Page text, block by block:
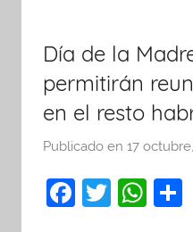
Día de la
permitirán
en el resto
Publicado en 17
F
T
W